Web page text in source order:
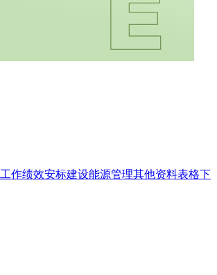
工作绩效安标建设能源管理其他资料表格下